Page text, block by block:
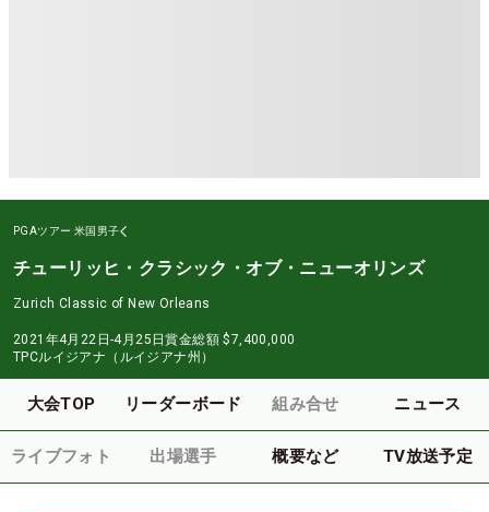
PGAツアー 米国男子
チューリッヒ・クラシック・オブ・ニューオリンズ
Zurich Classic of New Orleans
2021年4月22日-4月25日賞金総額 $7,400,000
TPCルイジアナ（ルイジアナ州）
大会TOP リーダーボード 組み合せ ニュース
ライブフォト 出場選手 概要など TV放送予定